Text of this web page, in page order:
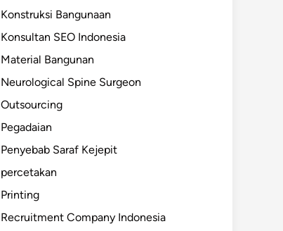
Konstruksi Bangunaan
Konsultan SEO Indonesia
Material Bangunan
Neurological Spine Surgeon
Outsourcing
Pegadaian
Penyebab Saraf Kejepit
percetakan
Printing
Recruitment Company Indonesia